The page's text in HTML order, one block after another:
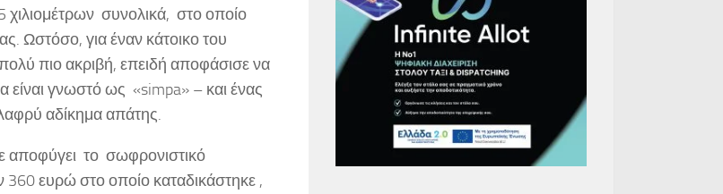
χιλιομέτρων συνολικά, στο οποίο
Ωστόσο, για έναν κάτοικο του
πιο ακριβή, επειδή αποφάσισε να
είναι γνωστό ως «simpa» – και ένας
αδίκημα απάτης.
αποφύγει το σωφρονιστικό
ευρώ στο οποίο καταδικάστηκε ,